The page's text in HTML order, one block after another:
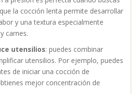
la cocción lenta permite desarrollar
y una textura especialmente
carnes.
utensilios: puedes combinar
utensilios. Por ejemplo, puedes
de iniciar una cocción de
mejor concentración de